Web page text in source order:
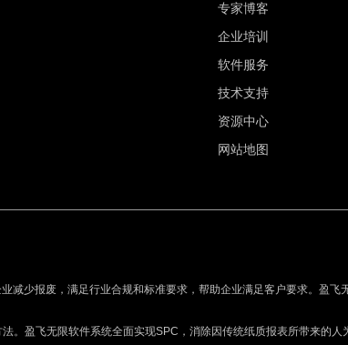
专家博客
企业培训
软件服务
技术支持
资源中心
网站地图
减少报废，满足行业合规和标准要求，帮助企业满足客户要求。盈
。盈飞无限软件系统全面实现SPC，消除因传统纸质报表所带来的